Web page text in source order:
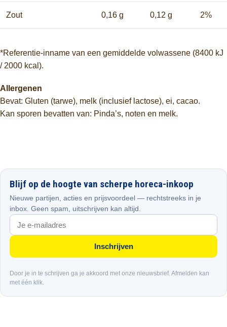
Zout 0,16 g 0,12 g 2%
*Referentie-inname van een gemiddelde volwassene (8400 kJ
/ 2000 kcal).
Allergenen
Bevat: Gluten (tarwe), melk (inclusief lactose), ei, cacao.
Kan sporen bevatten van: Pinda’s, noten en melk.
Blijf op de hoogte van scherpe horeca-inkoop
Nieuwe partijen, acties en prijsvoordeel — rechtstreeks in je
inbox. Geen spam, uitschrijven kan altijd.
Inschrijven
Door je in te schrijven ga je akkoord met onze nieuwsbrief. Afmelden kan
met één klik.